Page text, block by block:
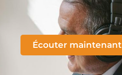
Écouter maintenant